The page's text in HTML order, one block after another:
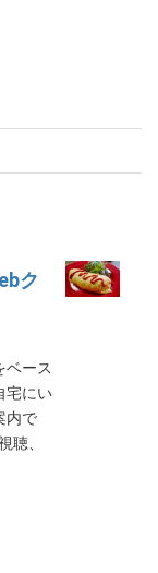
ク
ベース
宅にい
内で
聴、